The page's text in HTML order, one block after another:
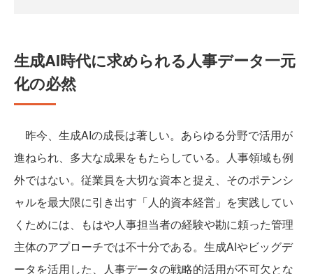
生成AI時代に求められる人事データ一元
化の必然
昨今、生成AIの成長は著しい。あらゆる分野で活用が
進ねられ、多大な成果をもたらしている。人事領域も例
外ではない。従業員を大切な資本と捉え、そのポテンシ
ャルを最大限に引き出す「人的資本経営」を実践してい
くためには、もはや人事担当者の経験や勘に頼った管理
主体のアプローチでは不十分である。生成AIやビッグデ
ータを活用した、人事データの戦略的活用が不可欠とな